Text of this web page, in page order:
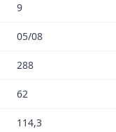
9
05/08
288
62
114,3